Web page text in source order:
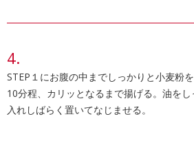
STEP１にお腹の中までしっかりと小麦粉
10分程、カリッとなるまで揚げる。油を
入れしばらく置いてなじませる。